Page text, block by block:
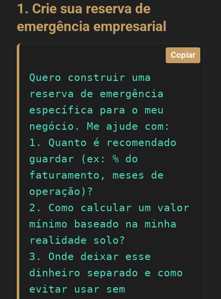
1. Crie sua reserva de
emergência empresarial
Copiar
Quero construir uma
reserva de emergência
específica para o meu
negócio. Me ajude com:
1. Quanto é recomendado
guardar (ex: % do
faturamento, meses de
operação)?
2. Como calcular um valor
mínimo baseado na minha
realidade solo?
3. Onde deixar esse
dinheiro separado e como
evitar usar sem